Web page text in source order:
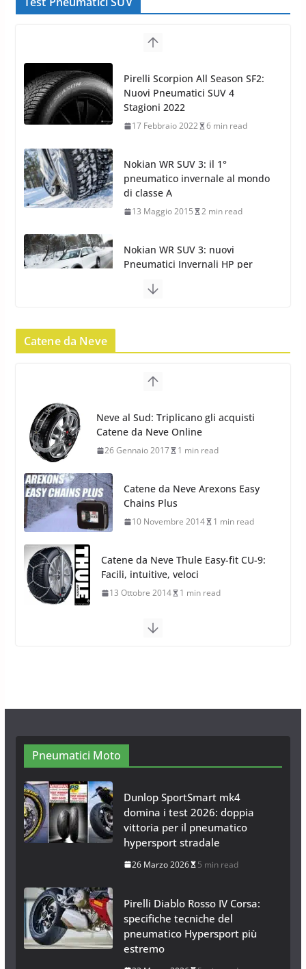
Pirelli Scorpion All Season SF2:
Stagioni 2022
Nokian WR SUV 3: il 1°
pneumatico invernale al mondo
di classe A
Nokian WR SUV 3: nuovi
Pneumatici Invernali HP per
condizioni invernali difficili
Yokohama Geolandar G073: nuovi pneumatici
Pneumatici Invernali SUV 2022
Catene da Neve
Neve al Sud: Triplicano gli acquisti
26 Gennaio 2017
Catene da Neve Arexons Easy
Chains Plus
10 Novembre 2014 1 min read
Catene da Neve Thule Easy-fit CU-9:
Facili, intuitive, veloci
13 Ottobre 2014 1 min read
Calze da Neve Arexocks by
Arexons
26 Ottobre 2013 1 min read
Calze da Neve per Auto 2025:
Pneumatici Moto
Dunlop SportSmart mk4
domina i test 2026: doppia
vittoria per il pneumatico
hypersport stradale
26 Marzo 2026 5 min read
Pirelli Diablo Rosso IV Corsa:
specifiche tecniche del
pneumatico Hypersport più
estremo